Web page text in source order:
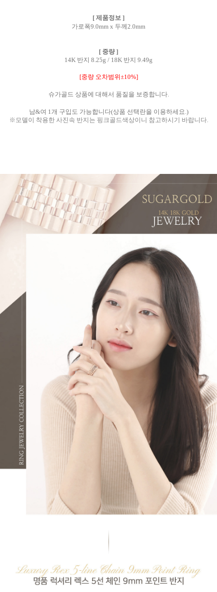
[ 제품정보 ]
가로폭9.0mm x 두께2.0mm
[ 중량 ]
14K 반지 8.25g / 18K 반지 9.49g
[중량 오차범위±10%]
슈가골드 상품에 대해서 품질을 보증합니다.
남&여 1개 구입도 가능합니다(상품 선택란을 이용하세요.)
※모델이 착용한 사진속 반지는 핑크골드색상이니 참고하시기 바랍니다.